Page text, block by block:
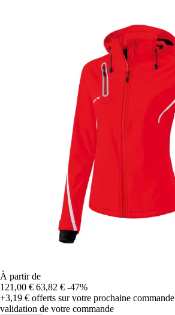
À partir de
121,00 € 63,82 € -47%
+3,19 € offerts sur votre prochaine commande
validation de votre commande